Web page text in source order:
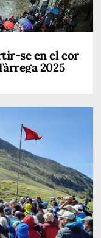
se en el cor
2025